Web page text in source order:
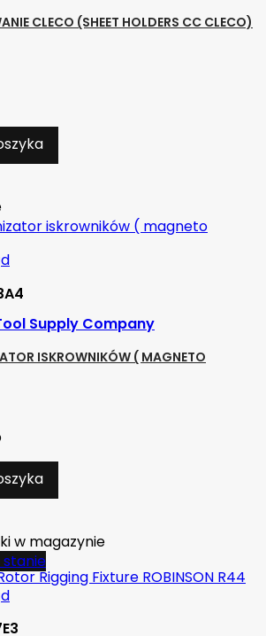
CLECO (SHEET HOLDERS CC CLECO)
Supply Company
ISKROWNIKÓW ( MAGNETO
w magazynie